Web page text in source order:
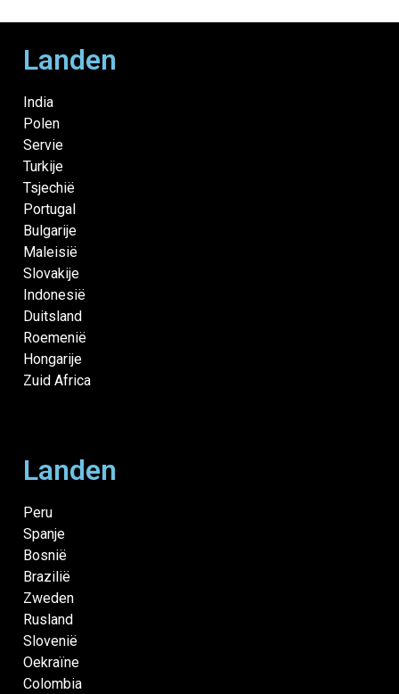
Landen
India
Polen
Servie
Turkije
Tsjechië
Portugal
Bulgarije
Maleisië
Slovakije
Indonesië
Duitsland
Roemenië
Hongarije
Zuid Africa
Landen
Peru
Spanje
Bosnië
Brazilië
Zweden
Rusland
Slovenië
Oekraïne
Colombia